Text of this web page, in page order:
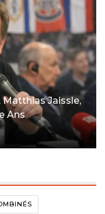
Matthias Jaissle,
Ans